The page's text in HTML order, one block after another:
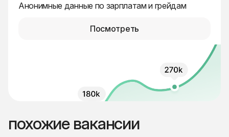
Анонимные данные по зарплатам и грейдам
Посмотреть
похожие вакансии